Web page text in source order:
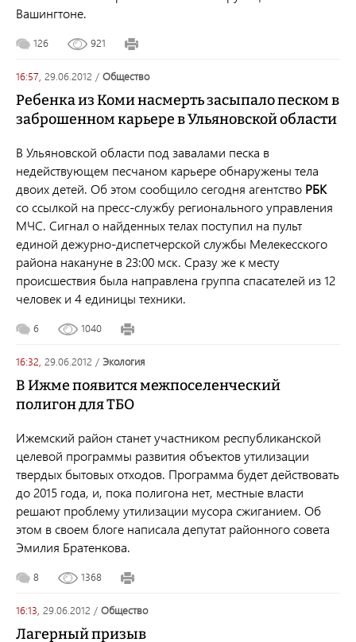
Вашингтоне.
126 921
16:57, 29.06.2012 / общество
Ребенка из Коми насмерть засыпало песком в
заброшенном карьере в Ульяновской области
В Ульяновской области под завалами песка в
недействующем песчаном карьере обнаружены тела
двоих детей. Об этом сообщило сегодня агентство РБК
со ссылкой на пресс-службу регионального управления
МЧС. Сигнал о найденных телах поступил на пульт
единой дежурно-диспетчерской службы Мелекесского
района накануне в 23:00 мск. Сразу же к месту
происшествия была направлена группа спасателей из 12
человек и 4 единицы техники.
6 1040
16:32, 29.06.2012 / экология
В Ижме появится межпоселенческий
полигон для ТБО
Ижемский район станет участником республиканской
целевой программы развития объектов утилизации
твердых бытовых отходов. Программа будет действовать
до 2015 года, и, пока полигона нет, местные власти
решают проблему утилизации мусора сжиганием. Об
этом в своем блоге написала депутат районного совета
Эмилия Братенкова.
8 1368
16:13, 29.06.2012 / общество
Лагерный призыв